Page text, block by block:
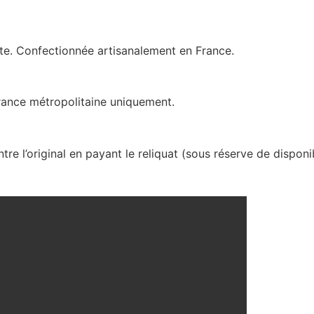
Confectionnée artisanalement en France.
métropolitaine uniquement.
l’original en payant le reliquat (sous réserve de